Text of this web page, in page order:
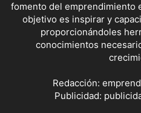
fomento del emprendimiento
objetivo es inspirar y
proporcionándoles
conocimientos
Redacción:
Publicidad: